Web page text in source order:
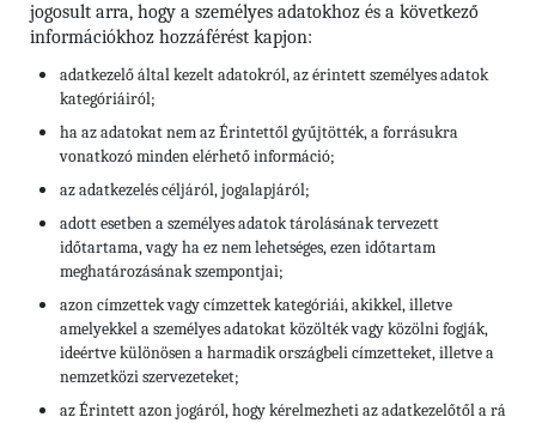
jogosult arra, hogy a személyes adatokhoz és a következő
információkhoz hozzáférést kapjon:
adatkezelő által kezelt adatokról, az érintett személyes adatok
kategóriáiról;
ha az adatokat nem az Érintettől gyűjtötték, a forrásukra
vonatkozó minden elérhető információ;
az adatkezelés céljáról, jogalapjáról;
adott esetben a személyes adatok tárolásának tervezett
időtartama, vagy ha ez nem lehetséges, ezen időtartam
meghatározásának szempontjai;
azon címzettek vagy címzettek kategóriái, akikkel, illetve
amelyekkel a személyes adatokat közölték vagy közölni fogják,
ideértve különösen a harmadik országbeli címzetteket, illetve a
nemzetközi szervezeteket;
az Érintett azon jogáról, hogy kérelmezheti az adatkezelőtől a rá